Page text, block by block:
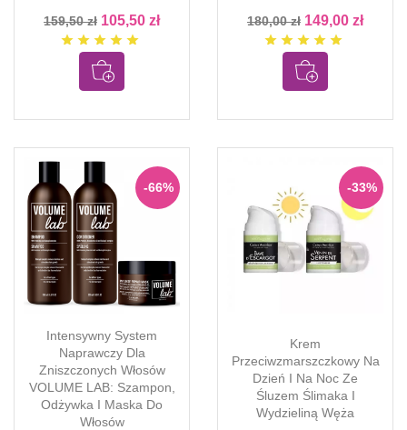
159,50 zł 105,50 zł
star star star star star
180,00 zł 149,00 zł
star star star star star
Intensywny System
Naprawczy Dla
Zniszczonych Włosów
VOLUME LAB: Szampon,
Odżywka I Maska ​​do
Włosów
-66%
Krem
Przeciwzmarszczkowy Na
Dzień I Na Noc Ze
Śluzem Ślimaka I
Wydzieliną Węża
-33%